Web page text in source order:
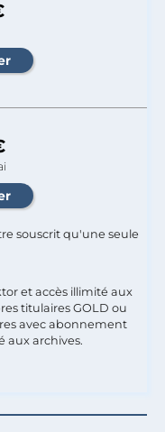
souscrit qu'une seule
et accès illimité aux
titulaires GOLD ou
avec abonnement
aux archives.